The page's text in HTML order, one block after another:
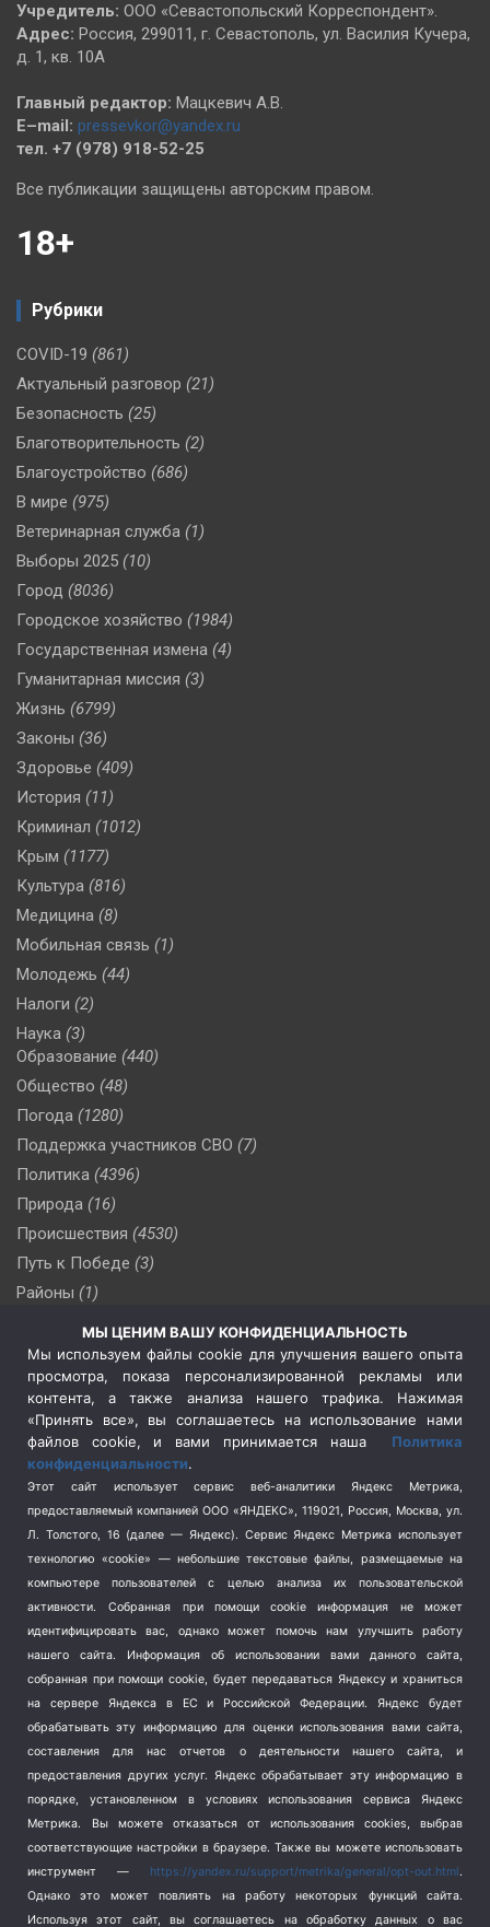
Учредитель: ООО «Севастопольский Корреспондент».
Адрес: Россия, 299011, г. Севастополь, ул. Василия Кучера,
д. 1, кв. 10А
Главный редактор: Мацкевич А.В.
E–mail: pressevkor@yandex.ru
тел. +7 (978) 918-52-25
Все публикации защищены авторским правом.
18+
Рубрики
COVID-19 (861)
Актуальный разговор (21)
Безопасность (25)
Благотворительность (2)
Благоустройство (686)
В мире (975)
Ветеринарная служба (1)
Выборы 2025 (10)
Город (8036)
Городское хозяйство (1984)
Государственная измена (4)
Гуманитарная миссия (3)
Жизнь (6799)
Законы (36)
Здоровье (409)
История (11)
Криминал (1012)
Крым (1177)
Культура (816)
Медицина (8)
Мобильная связь (1)
Молодежь (44)
Налоги (2)
Наука (3)
Образование (440)
Общество (48)
Погода (1280)
Поддержка участников СВО (7)
Политика (4396)
Природа (16)
Происшествия (4530)
Путь к Победе (3)
Районы (1)
(510)
Сельское хозяйство (3)
Социальная политика
(3)
Спецоперация в Украине
Спецоперация на Украине
(404)
Спорт (740)
Терроризм (1)
Транспорт (262)
Туризм (178)
Флот (76)
Школа и спорт (2)
Экология (8)
Экономика (1172)
МЫ ЦЕНИМ ВАШУ КОНФИДЕНЦИАЛЬНОСТЬ
Мы используем файлы cookie для улучшения вашего опыта
просмотра, показа персонализированной рекламы или
контента, а также анализа нашего трафика. Нажимая
«Принять все», вы соглашаетесь на использование нами
файлов cookie, и вами принимается наша Политика
конфиденциальности.
Этот сайт использует сервис веб-аналитики Яндекс Метрика,
предоставляемый компанией ООО «ЯНДЕКС», 119021, Россия, Москва, ул.
Л. Толстого, 16 (далее — Яндекс). Сервис Яндекс Метрика использует
технологию «cookie» — небольшие текстовые файлы, размещаемые на
компьютере пользователей с целью анализа их пользовательской
активности.
Собранная при помощи cookie информация не может
идентифицировать вас, однако может помочь нам улучшить работу
нашего сайта. Информация об использовании вами данного сайта,
собранная при помощи cookie, будет передаваться Яндексу и храниться
на сервере Яндекса в ЕС и Российской Федерации. Яндекс будет
обрабатывать эту информацию для оценки использования вами сайта,
составления для нас отчетов о деятельности нашего сайта, и
предоставления других услуг. Яндекс обрабатывает эту информацию в
порядке, установленном в условиях использования сервиса Яндекс
Метрика.
Вы можете отказаться от использования cookies, выбрав
соответствующие настройки в браузере. Также вы можете использовать
инструмент — https://yandex.ru/support/metrika/general/opt-out.html.
Однако это может повлиять на работу некоторых функций сайта.
Используя этот сайт, вы соглашаетесь на обработку данных о вас